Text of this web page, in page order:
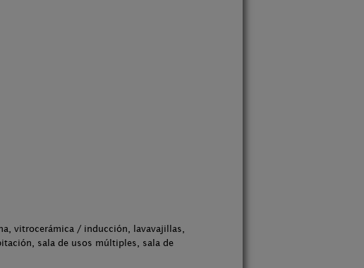
vitrocerámica / inducción, lavavajillas,
sala de usos múltiples, sala de